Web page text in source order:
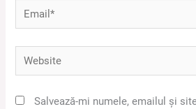
Email*
Website
Salvează-mi numele, emailul și